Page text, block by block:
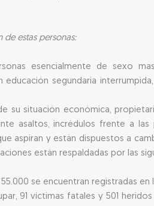
estas personas:
esencialmente de sexo
segundaria
su situación económica,
asaltos, incrédulos frente a
aspiran y están dispuestos a
están respaldadas por las
se encuentran registradas en
91 víctimas fatales y 501